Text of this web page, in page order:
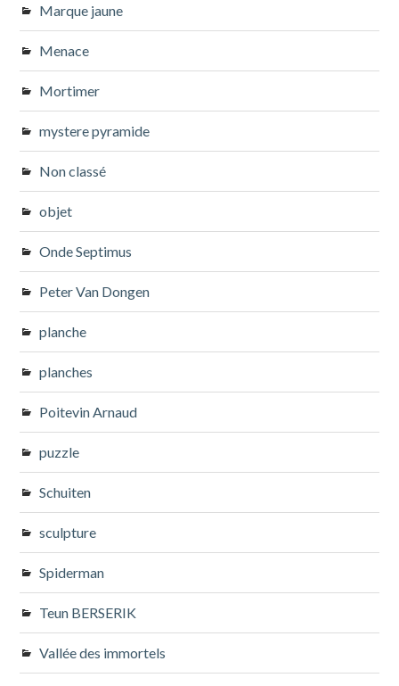
Marque jaune
Menace
Mortimer
mystere pyramide
Non classé
objet
Onde Septimus
Peter Van Dongen
planche
planches
Poitevin Arnaud
puzzle
Schuiten
sculpture
Spiderman
Teun BERSERIK
Vallée des immortels